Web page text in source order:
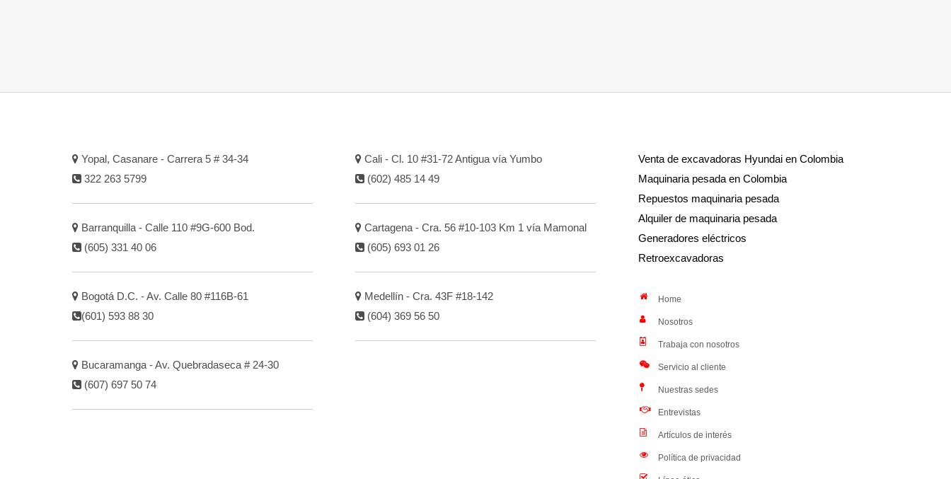
Yopal, Casanare - Carrera 5 # 34-34
322 263 5799
Barranquilla - Calle 110 #9G-600 Bod.
(605) 331 40 06
Bogotá D.C. - Av. Calle 80 #116B-61
(601) 593 88 30
Bucaramanga - Av. Quebradaseca # 24-30
(607) 697 50 74
Cali - Cl. 10 #31-72 Antigua vía Yumbo
(602) 485 14 49
Cartagena - Cra. 56 #10-103 Km 1 vía Mamonal
(605) 693 01 26
Medellín - Cra. 43F #18-142
(604) 369 56 50
Venta de excavadoras Hyundai en Colombia
Maquinaria pesada en Colombia
Repuestos maquinaria pesada
Alquiler de maquinaria pesada
Generadores eléctricos
Retroexcavadoras
Home
Nosotros
Trabaja con nosotros
Servicio al cliente
Nuestras sedes
Entrevistas
Artículos de interés
Política de privacidad